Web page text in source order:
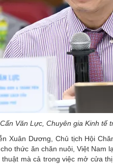
Văn Lực, Chuyên gia Kinh tế
Xuân Dương, Chủ tịch Hội
thức ăn chăn nuôi, Việt
mà cả trong việc mở cửa